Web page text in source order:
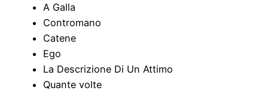
A Galla
Contromano
Catene
Ego
La Descrizione Di Un Attimo
Quante volte